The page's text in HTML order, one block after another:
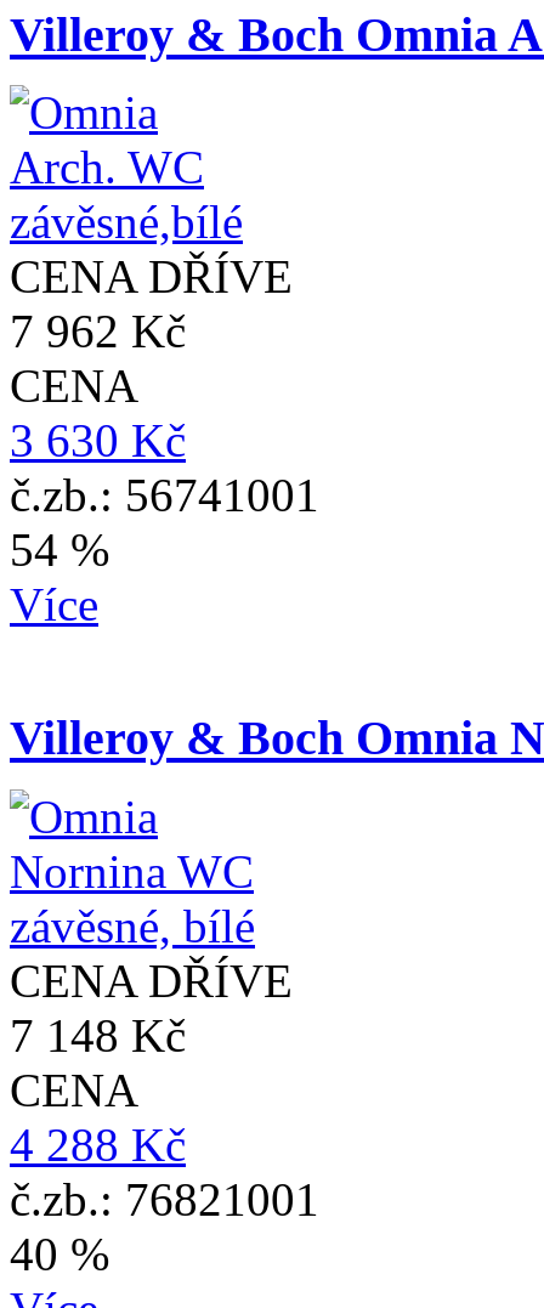
Villeroy & Boch Omnia
CENA DŘÍVE
7 962 Kč
CENA
3 630 Kč
č.zb.: 56741001
54 %
Více
Villeroy & Boch Omnia
CENA DŘÍVE
7 148 Kč
CENA
4 288 Kč
č.zb.: 76821001
40 %